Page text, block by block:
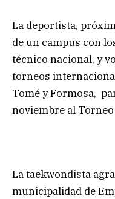
La deportista,
de un campus con
técnico nacional, y
torneos
Tomé y Formosa,
noviembre al Torneo
La taekwondista
municipalidad de